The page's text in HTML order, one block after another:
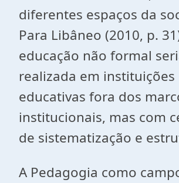
diferentes espaços da
Para Libâneo (2010, p.
educação não formal
realizada em instituições
educativas fora dos
institucionais, mas com
de sistematização e
A Pedagogia como